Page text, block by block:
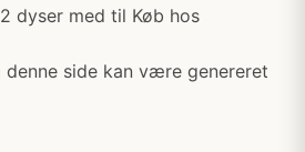
dyser med til Køb hos
side kan være genereret